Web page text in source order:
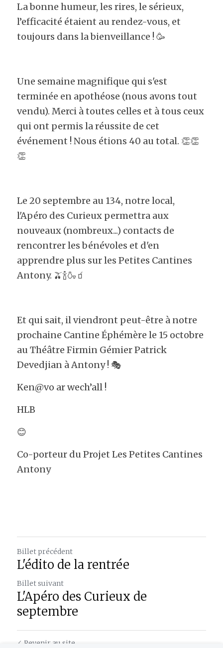
La bonne humeur, les rires, le sérieux,
l’efficacité étaient au rendez-vous, et
toujours dans la bienveillance ! 🥳
Une semaine magnifique qui s'est
terminée en apothéose (nous avons tout
vendu). Merci à toutes celles et à tous ceux
qui ont permis la réussite de cet
événement ! Nous étions 40 au total. 👏👏
👏
Le 20 septembre au 134, notre local,
l'Apéro des Curieux permettra aux
nouveaux (nombreux...) contacts de
rencontrer les bénévoles et d'en
apprendre plus sur les Petites Cantines
Antony. 🫒🍾🍶🧃
Et qui sait, il viendront peut-être à notre
prochaine Cantine Éphémère le 15 octobre
au Théâtre Firmin Gémier Patrick
Devedjian à Antony ! 🎭
Ken@vo ar wech’all !
HLB
😊
Co-porteur du Projet Les Petites Cantines
Antony
Billet précédent
L'édito de la rentrée
Billet suivant
L'Apéro des Curieux de
septembre
Revenir au site